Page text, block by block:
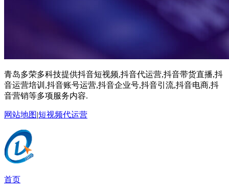
青岛多荣多科技提供抖音短视频,抖音代运营,抖音带货直播,抖
音运营培训,抖音账号运营,抖音企业号,抖音引流,抖音电商,抖
音营销等多项服务内容.
网站地图|短视频代运营
首页